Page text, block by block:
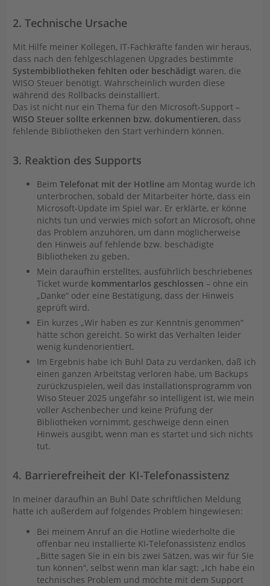
2. Technische Ursache
Mit Hilfe meiner Kollegen, IT-Fachkräfte fanden wir heraus,
dass nach den fehlgeschlagenen Upgrades bestimmte
Systembibliotheken fehlten oder beschädigt waren, die
WISO Steuer benötigt. Wahrscheinlich wurden diese
während des Rollbacks deinstalliert.
Das ist nicht nur ein Thema für den Microsoft-Support –
WISO Steuer sollte erkennen bzw. dokumentieren, dass
fehlende Bibliotheken den Start verhindern können.
3. Reaktion des Supports
Beim Telefonat mit der Hotline am Montag wurde ich
unterbrochen, sobald der Mitarbeiter hörte, dass ein
Microsoft-Update im Spiel war. Er erklärte, er könne
nichts tun und verwies mich sofort an Microsoft, ohne
das Problem anzuhören, um dann möglicherweise
den Hinweis auf fehlende bzw. beschädigte
Bibliotheken zu geben.
Mein daraufhin erstelltes, ausführlich beschriebenes
Ticket wurde kommentarlos geschlossen – ohne ein
„Danke“ oder eine Bestätigung, dass der Hinweis
geprüft wird.
Ein kurzes „Wir haben es zur Kenntnis genommen“
hätte schon gereicht. So wirkt das Verhalten leider
wenig kundenorientiert.
Im Ergebnis habe ich Buhl Data zu verdanken, daß ich
einen ganzen Arbeitstag verloren habe, um Backups
zurückzuspielen, weil das Installationsprogramm von
Wiso Steuer 2025 ungefähr so intelligent ist, wie mein
voller Aschenbecher und keine Prüfung der
Bibliotheken vornimmt, geschweige denn einen
Hinweis ausgibt, wenn man es startet und sich nichts
tut.
4. Barrierefreiheit der KI-Telefonassistenz
In meiner daraufhin an Buhl Date schriftlichen Meldung
hatte ich außerdem auf folgendes Problem hingewiesen:
Bei meinem Anruf an die Hotline wiederholte die
offenbar neu installierte KI-Telefonassistenz endlos
„Bitte sagen Sie in ein bis zwei Sätzen, was wir für Sie
tun können“, selbst wenn man klar sagt: „Ich habe ein
technisches Problem und möchte mit dem Support